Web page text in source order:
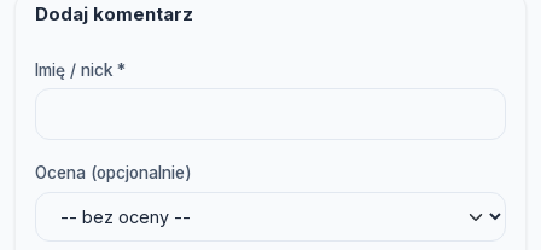
Dodaj komentarz
Imię / nick *
Ocena (opcjonalnie)